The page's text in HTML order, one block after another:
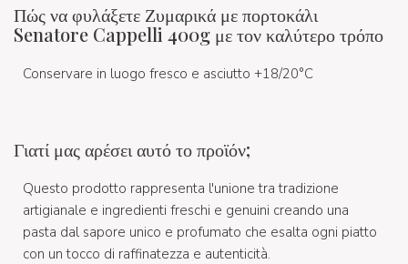
Πώς να φυλάξετε Ζυμαρικά με πορτοκάλι
Senatore Cappelli 400g με τον καλύτερο τρόπο
Conservare in luogo fresco e asciutto +18/20°C
Γιατί μας αρέσει αυτό το προϊόν;
Questo prodotto rappresenta l'unione tra tradizione
artigianale e ingredienti freschi e genuini creando una
pasta dal sapore unico e profumato che esalta ogni piatto
con un tocco di raffinatezza e autenticità.